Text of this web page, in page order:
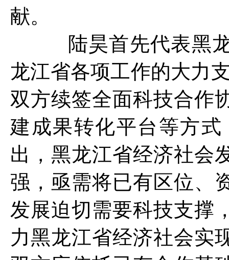
献。
陆昊首先代表黑龙
龙江省各项工作的大力
双方续签全面科技合作
建成果转化平台等方
出，黑龙江省经济社会
强，亟需将已有区位、
发展迫切需要科技支撑
力黑龙江省经济社会实